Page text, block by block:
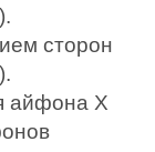
).
сторон
).
айфона X